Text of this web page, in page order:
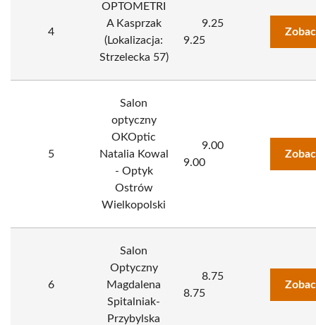
4
OPTOMETRI
A Kasprzak
(Lokalizacja:
Strzelecka 57)
9.25
9.25
5
Salon
optyczny
OKOptic
Natalia Kowal
- Optyk
Ostrów
Wielkopolski
9.00
9.00
6
Salon
Optyczny
Magdalena
Spitalniak-
Przybylska
8.75
8.75